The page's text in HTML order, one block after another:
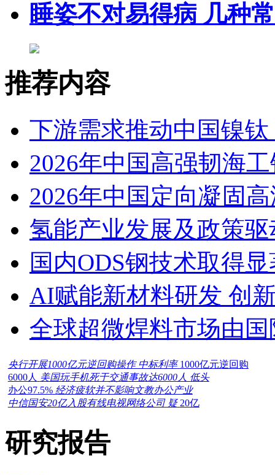
睡姿不对易得病 几种
推荐内容
下游需求推动中国镍
2026年中国高强韧海
2026年中国定向凝固
氢能产业发展及政策
国内ODS钢技术取得
AI赋能新材料研发 创
全球超微焊料市场由
央行开展1000亿元逆回购操作 中标利率 1000亿元逆回购
6000人 美国玩手机死于交通事故达6000人 低头
办公97.5% 经济疲软并不影响文教办公产业
中信国安20亿入股有线电视网络公司 疑 20亿
研究报告